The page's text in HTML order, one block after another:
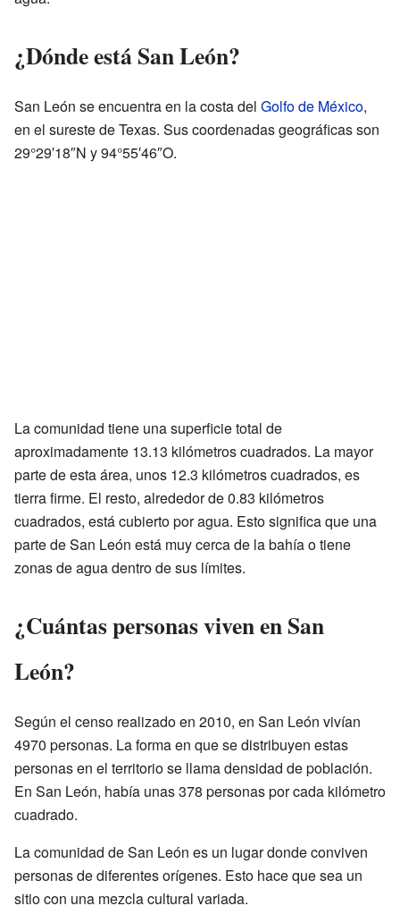
¿Dónde está San León?
San León se encuentra en la costa del Golfo de México,
en el sureste de Texas. Sus coordenadas geográficas son
29°29′18″N y 94°55′46″O.
La comunidad tiene una superficie total de
aproximadamente 13.13 kilómetros cuadrados. La mayor
parte de esta área, unos 12.3 kilómetros cuadrados, es
tierra firme. El resto, alrededor de 0.83 kilómetros
cuadrados, está cubierto por agua. Esto significa que una
parte de San León está muy cerca de la bahía o tiene
zonas de agua dentro de sus límites.
¿Cuántas personas viven en San
León?
Según el censo realizado en 2010, en San León vivían
4970 personas. La forma en que se distribuyen estas
personas en el territorio se llama densidad de población.
En San León, había unas 378 personas por cada kilómetro
cuadrado.
La comunidad de San León es un lugar donde conviven
personas de diferentes orígenes. Esto hace que sea un
sitio con una mezcla cultural variada.